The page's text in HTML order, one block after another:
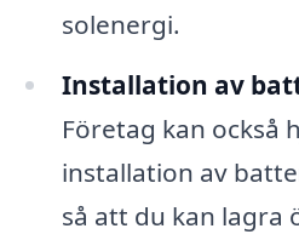
solenergi.
Installation av
Företag kan också
installation av
så att du kan lagra